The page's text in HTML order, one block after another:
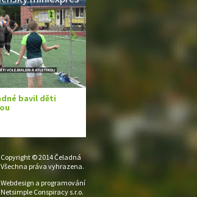
Copyright © 2014 Čeladná
Všechna práva vyhrazena.
Webdesign a programování
Netsimple Conspiracy s.r.o.